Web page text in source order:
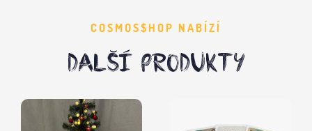
COSMOS$HOP NABÍZÍ
DALŠÍ PRODUKTY